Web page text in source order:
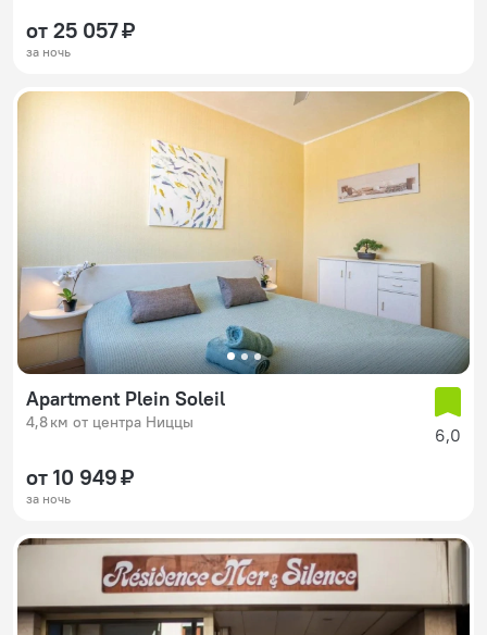
от 25 057 ₽
за ночь
Apartment Plein Soleil
4,8 км от центра Ниццы
6,0
от 10 949 ₽
за ночь